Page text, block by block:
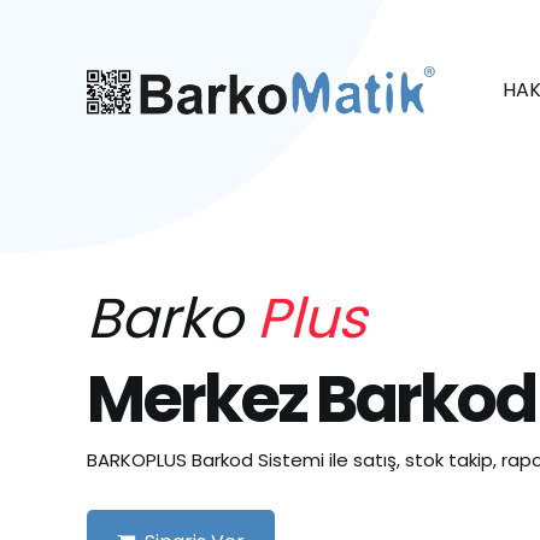
BarkoPlus
Merkez
BARKOPLUS Barkod Sistemi ile satış, stok takip,